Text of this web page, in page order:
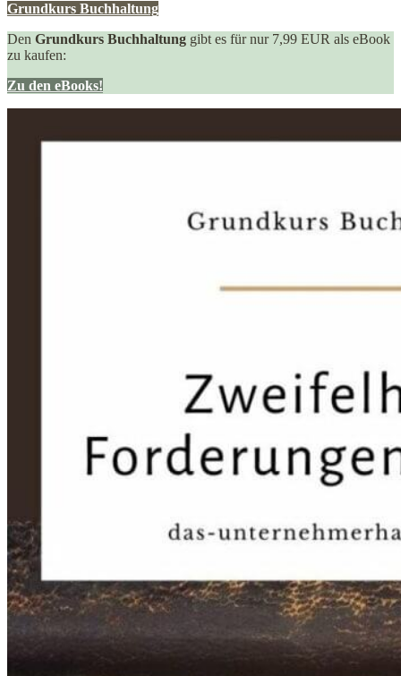
Grundkurs Buchhaltung
Den Grundkurs Buchhaltung gibt es für nur 7,99 EUR als eBook
zu kaufen:
Zu den eBooks!